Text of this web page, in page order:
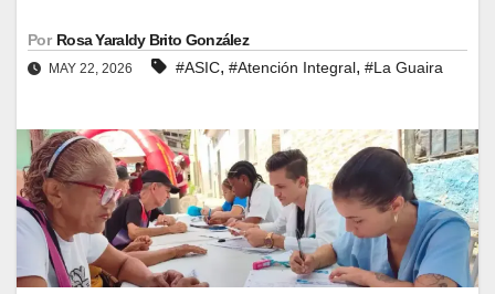
Por Rosa Yaraldy Brito González
MAY 22, 2026 #ASIC, #Atención Integral, #La Guaira